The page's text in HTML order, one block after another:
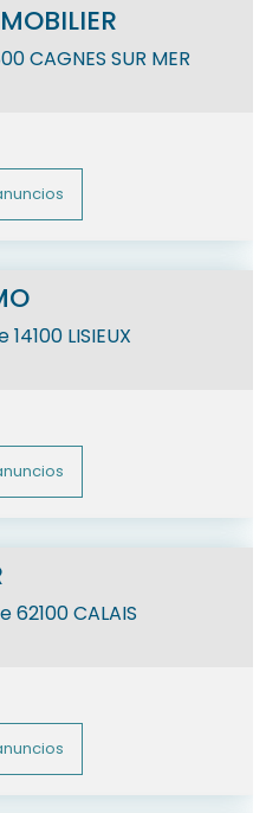
CAGNES SUR MER
14100 LISIEUX
62100CALAIS